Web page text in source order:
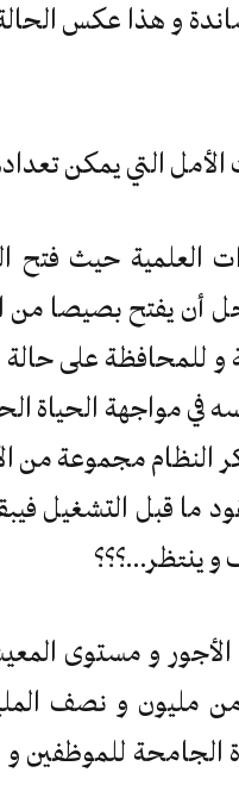
و هذا عكس الحالة
التي يمكن
العلمية حيث فتح
أن يفتح بصيصا
للمحافظة على حالة
في مواجهة الحياة
النظام مجموعة من
ما قبل التشغيل
و ينتظر…؟؟؟
و مستوى
مليون و نصف
الجامحة للموظفين و